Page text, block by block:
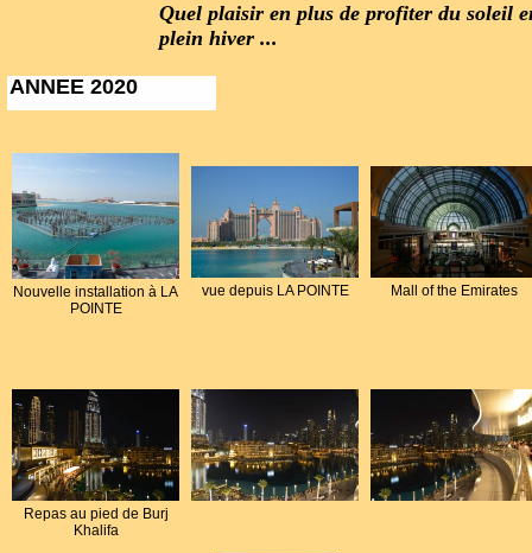
Quel plaisir en plus de profiter du soleil
plein hiver ...
ANNEE 2020
Nouvelle installation à LA
POINTE
vue depuis LA POINTE Mall of the Emirates
Repas au pied de Burj
Khalifa